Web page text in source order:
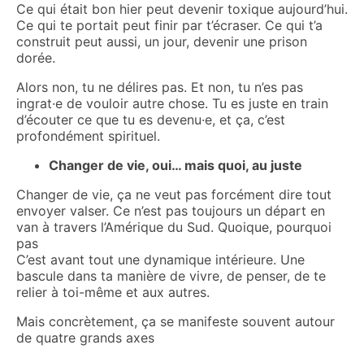
Ce qui était bon hier peut devenir toxique aujourd’hui.
Ce qui te portait peut finir par t’écraser. Ce qui t’a
construit peut aussi, un jour, devenir une prison
dorée.
Alors non, tu ne délires pas. Et non, tu n’es pas
ingrat·e de vouloir autre chose. Tu es juste en train
d’écouter ce que tu es devenu·e, et ça, c’est
profondément spirituel.
Changer de vie, oui… mais quoi, au juste
Changer de vie, ça ne veut pas forcément dire tout
envoyer valser. Ce n’est pas toujours un départ en
van à travers l’Amérique du Sud. Quoique, pourquoi
pas
C’est avant tout une dynamique intérieure. Une
bascule dans ta manière de vivre, de penser, de te
relier à toi-même et aux autres.
Mais concrètement, ça se manifeste souvent autour
de quatre grands axes